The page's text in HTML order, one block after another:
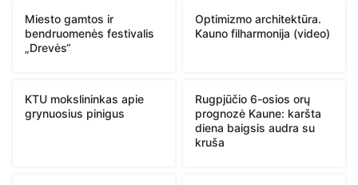
Miesto gamtos ir
bendruomenės festivalis
„Drevės“
Optimizmo architektūra.
Kauno filharmonija (video)
KTU mokslininkas apie
grynuosius pinigus
Rugpjūčio 6-osios orų
prognozė Kaune: karšta
diena baigsis audra su
kruša